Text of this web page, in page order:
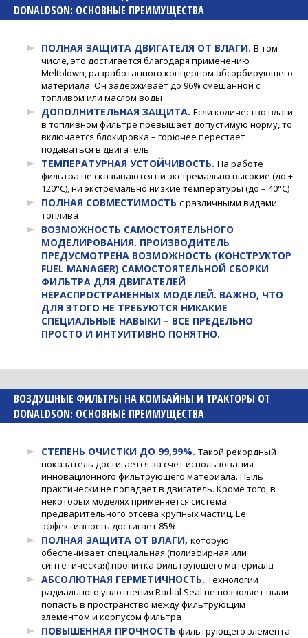
DONALDSON: ОСНОВНЫЕ ПРЕИМУЩЕСТВА
ПОЛНАЯ ЗАЩИТА ДВИГАТЕЛЯ ОТ ВЛАГИ. В том
числе, это достигается благодаря применению
Meltblown, разработанного концерном абсорбирующего
материала. Он задерживает до 96% смешанной с
топливом или маслом воды
ДОПОЛНИТЕЛЬНАЯ ЗАЩИТА. Если количество влаги
в топливном фильтре превышает допустимую норму, то
включается блокировка – горючее перестает
подаваться в двигатель
ТЕМПЕРАТУРНАЯ УСТОЙЧИВОСТЬ. На работе
фильтра не сказываются ни экстремально высокие (до +
120°С), ни экстремально низкие температуры (до – 40°С)
ПОЛНАЯ СОВМЕСТИМОСТЬ с различными видами
топлива
ВОЗМОЖНОСТЬ САМОСТОЯТЕЛЬНОГО
МОДЕЛИРОВАНИЯ. ПРОИЗВОДИТЕЛЬ
ПРЕДУСМОТРЕНА ВОЗМОЖНОСТЬ (КОНСТРУКТОР
FUEL MANAGER) САМОСТОЯТЕЛЬНОЙ СБОРКИ
ФИЛЬТРА ДЛЯ ДВИГАТЕЛЕЙ
НЕРАСПРОСТРАНЕННЫХ МОДЕЛЕЙ. ВАЖНО, ЧТО
ДЛЯ ЭТОГО НЕ ТРЕБУЮТСЯ НИКАКИЕ
СПЕЦИАЛЬНЫЕ НАВЫКИ – ВСЕ ПРЕДЕЛЬНО
ПРОСТО И ИНТУИТИВНО ПОНЯТНО.
ВОЗДУШНЫЕ ФИЛЬТРЫ НА КОМБАЙНЫ И ТРАКТОРЫ ОТ
DONALDSON: ОСНОВНЫЕ ПРЕИМУЩЕСТВА
СТЕПЕНЬ ОЧИСТКИ ДО 99,99%. Такой рекордный
показатель достигается за счет использования
инновационного фильтрующего материала. Пыль
практически не попадает в двигатель. Кроме того, в
некоторых моделях применяется система
предварительного отсева крупных частиц. Ее
эффективность достигает 85%
ПОЛНАЯ ЗАЩИТА ОТ ВЛАГИ, которую
обеспечивает специальная (полиэфирная или
синтетическая) пропитка фильтрующего материала
АБСОЛЮТНАЯ ГЕРМЕТИЧНОСТЬ. Технологии
радиального уплотнения Radial Seal не позволяет пыли
попасть в пространство между фильтрующим
элементом и корпусом фильтра
ПОВЫШЕННАЯ ПРОЧНОСТЬ фильтрующего элемента